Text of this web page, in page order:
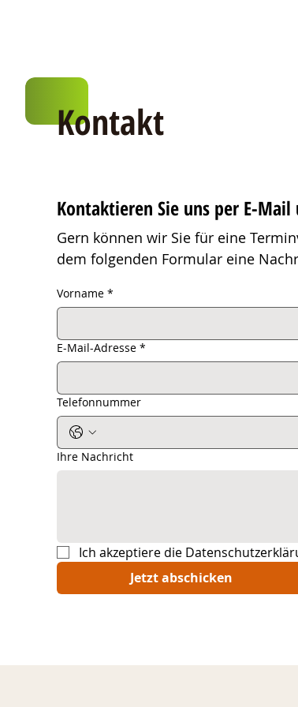
Kontakt
Kontaktieren Sie uns per E-
Gern können wir Sie für eine
dem folgenden Formular eine
Vorname *
E-Mail-Adresse *
Telefonnummer
Ihre Nachricht
Ich akzeptiere die
Jetzt abschicken